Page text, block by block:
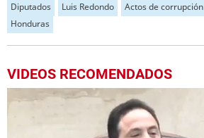
Diputados Luis Redondo Actos de corrupción
Honduras
VIDEOS RECOMENDADOS